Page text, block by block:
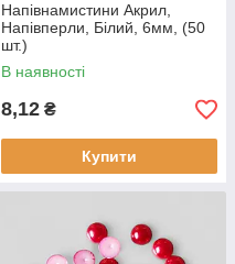
Напівнамистини Акрил,
Напівперли, Білий, 6мм, (50
шт.)
В наявності
8,12 ₴
Купити